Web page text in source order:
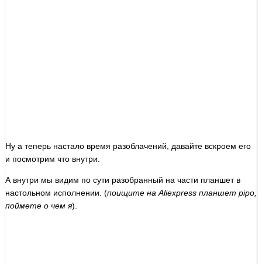
Ну а теперь настало время разоблачений, давайте вскроем его
и посмотрим что внутри.
А внутри мы видим по сути разобранный на части планшет в
настольном исполнении. (поищите на Aliexpress планшет pipo,
поймете о чем я).